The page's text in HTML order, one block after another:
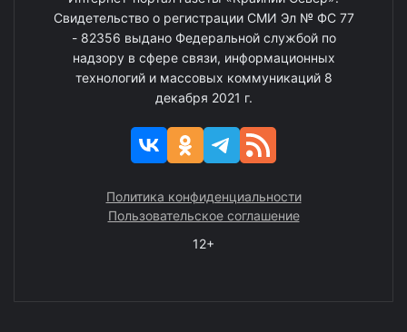
Свидетельство о регистрации СМИ Эл № ФС 77
- 82356 выдано Федеральной службой по
надзору в сфере связи, информационных
технологий и массовых коммуникаций 8
декабря 2021 г.
Политика конфиденциальности
Пользовательское соглашение
12+